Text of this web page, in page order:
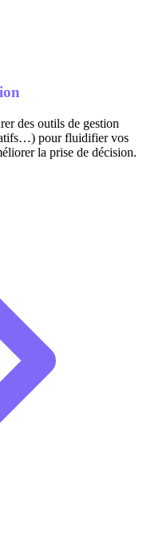
des outils de gestion
pour fluidifier vos
la prise de décision.